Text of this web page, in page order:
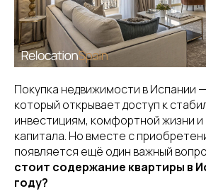
Покупка недвижимости в Испании
который открывает доступ к
инвестициям, комфортной жизни
капитала. Но вместе с
появляется ещё один важный
стоит содержание квартиры в
году?